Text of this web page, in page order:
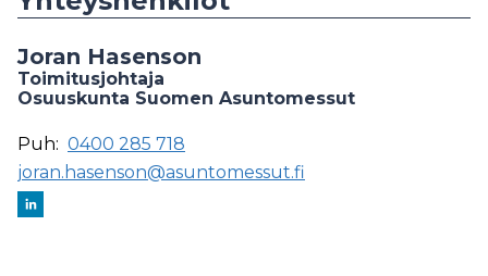
Joran Hasenson
Toimitusjohtaja
Osuuskunta Suomen Asuntomessut
Puh: 0400 285 718
joran.hasenson@asuntomessut.fi